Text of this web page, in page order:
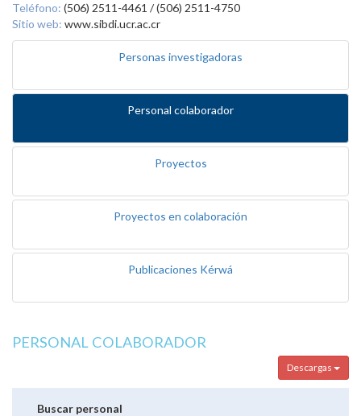
Teléfono: (506) 2511-4461 / (506) 2511-4750
Sitio web: www.sibdi.ucr.ac.cr
Personas investigadoras
Personal colaborador
Proyectos
Proyectos en colaboración
Publicaciones Kérwá
PERSONAL COLABORADOR
Descargas
Buscar personal